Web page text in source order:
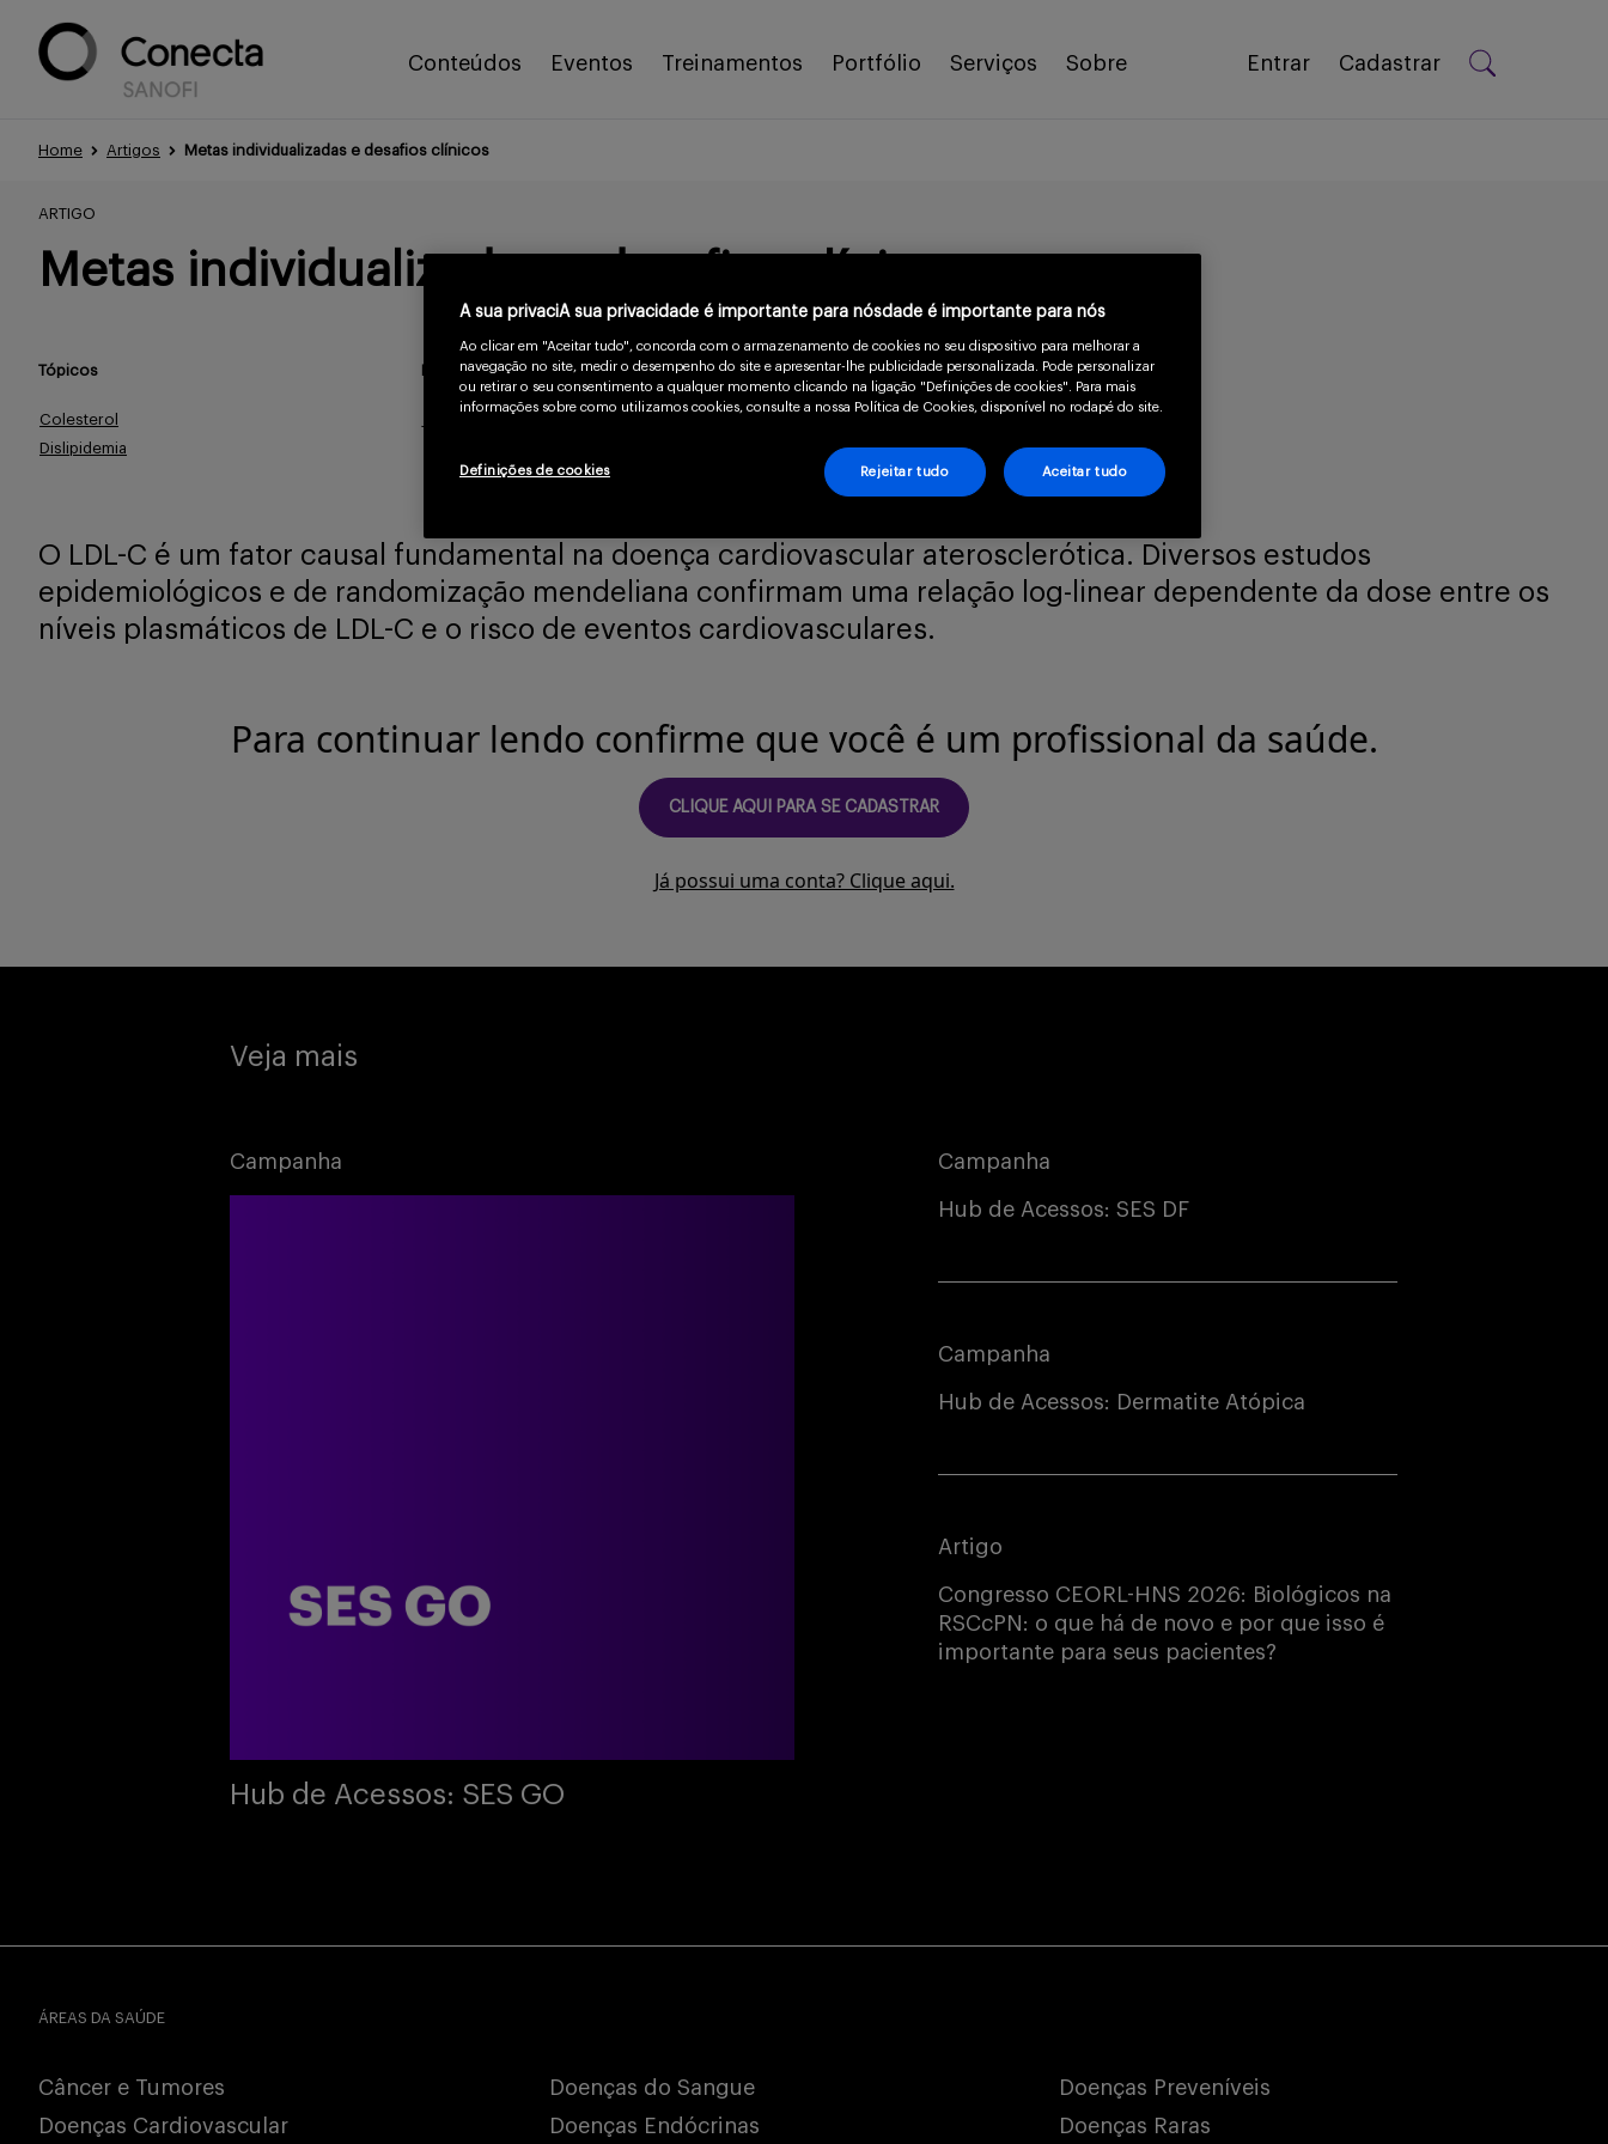
Conteúdos Eventos Treinamentos Portfólio Serviços Sobre Entrar Cadastrar
Home Artigos Metas individualizadas e desafios clínicos
ARTIGO
Metas individualizadas e desafios clínicos
Tópicos
Colesterol
Dislipidemia
Publicado
O LDL-C é um fator causal fundamental na doença cardiovascular aterosclerótica. Diversos estudos
epidemiológicos e de randomização mendeliana confirmam uma relação log-linear dependente da dose entre os
níveis plasmáticos de LDL-C e o risco de eventos cardiovasculares.
Para continuar lendo confirme que você é um profissional da saúde.
CLIQUE AQUI PARA SE CADASTRAR
Já possui uma conta? Clique aqui.
Veja mais
Campanha
Hub de Acessos: SES GO
Campanha
Hub de Acessos: SES DF
Campanha
Hub de Acessos: Dermatite Atópica
Artigo
Congresso CEORL-HNS 2026: Biológicos na
RSCcPN: o que há de novo e por que isso é
importante para seus pacientes?
ÁREAS DA SAÚDE
Câncer e Tumores
Doenças Cardiovascular
Doenças do Sangue
Doenças Endócrinas
Doenças Preveníveis
Doenças Raras
A sua privaciA sua privacidade é importante para nósdade é importante para nós
Ao clicar em "Aceitar tudo", concorda com o armazenamento de cookies no seu dispositivo para melhorar a
navegação no site, medir o desempenho do site e apresentar-lhe publicidade personalizada. Pode personalizar
ou retirar o seu consentimento a qualquer momento clicando na ligação "Definições de cookies". Para mais
informações sobre como utilizamos cookies, consulte a nossa Política de Cookies, disponível no rodapé do site.
Definições de cookies Rejeitar tudo Aceitar tudo